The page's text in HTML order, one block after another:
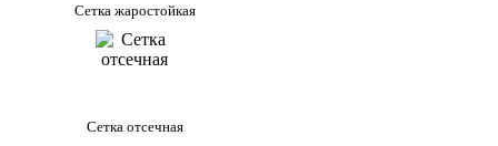
Сетка жаростойкая
Сетка отсечная